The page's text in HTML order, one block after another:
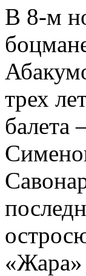
В 8-м
трех
балета
«Жара»